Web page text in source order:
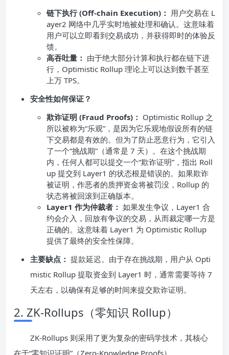
链下执行 (Off-chain Execution)： 用户交易在 L
ayer2 网络中几乎实时地被处理和确认。这意味着
用户可以立即看到交易成功，并获得即时的体验反
馈。
高吞吐量： 由于绝大部分计算和执行都在链下进
行，Optimistic Rollup 理论上可以达到数千甚至
上万 TPS。
安全性如何保证？
欺诈证明 (Fraud Proofs)： Optimistic Rollup 之
所以被称为“乐观”，是因为它乐观地假设所有的链
下交易都是有效的。但为了防止恶意行为，它引入
了一个“挑战期”（通常是 7 天）。在这个挑战期
内，任何人都可以提交一个“欺诈证明”，指出 Roll
up 提交到 Layer1 的状态根是错误的。如果欺诈
被证明，作恶者的质押资金将被罚没，Rollup 的
状态将被回滚到正确版本。
Layer1 作为仲裁者： 如果发生争议，Layer1 合
约会介入，回放有争议的交易，从而裁定哪一方是
正确的。这意味着 Layer1 为 Optimistic Rollup
提供了最终的安全性保障。
主要缺点： 提款延迟。由于存在挑战期，用户从 Opti
mistic Rollup 提取资金到 Layer1 时，通常需要等待 7
天左右，以确保有足够的时间来提交欺诈证明。
2. ZK-Rollups（零知识 Rollup）
ZK-Rollups 则采用了更为复杂的密码学技术，其核心
在于“零知识证明”（Zero-Knowledge Proofs）。